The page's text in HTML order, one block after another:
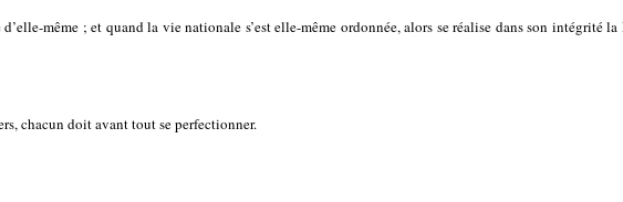
même ; et quand la vie nationale s’est elle-même ordonnée, alors se réalise dans son intégrité la
chacun doit avant tout se perfectionner.